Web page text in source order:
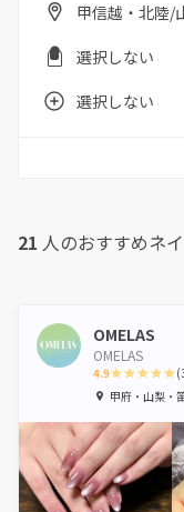
甲信越・北陸/
選択しない
選択しない
21 人のおすすめネ
OMELAS
OMELAS
4.9
1 2 3 4 5
(
甲府・山梨・